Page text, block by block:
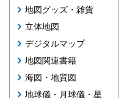
地図グッズ・雑貨
立体地図
デジタルマップ
地図関連書籍
海図・地質図
地球儀・月球儀・星